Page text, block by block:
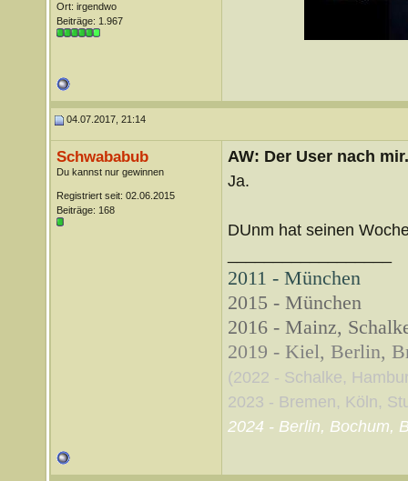
Ort: irgendwo
Beiträge: 1.967
04.07.2017, 21:14
Schwababub
Du kannst nur gewinnen
Registriert seit: 02.06.2015
Beiträge: 168
AW: Der User nach
Ja.
DUnm hat seinen
2011 - München
2015 - München
2016 - Mainz,
2019 - Kiel, Berlin,
(2022 - Schalke,
2023 - Bremen, Köln,
2024 - Berlin, Bochum,